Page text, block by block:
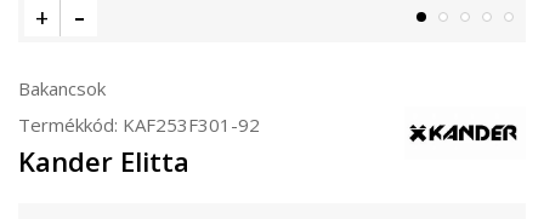
Bakancsok
Termékkód: KAF253F301-92
Kander Elitta